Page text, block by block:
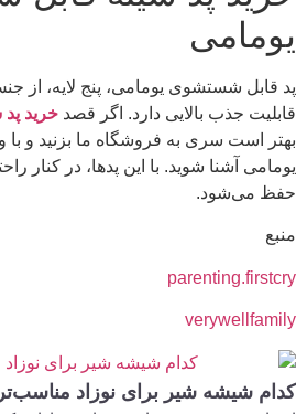
یومامی
پد قابل شستشوی یومامی، پنج لایه، از
قابلیت جذب بالایی دارد. اگر قصد خرید
بهتر است سری به فروشگاه ما بزنید و
یومامی آشنا شوید. با این پدها، در کنار
حفظ می‌شود.
منبع
parenting.firstcry
verywellfamily
کدام شیشه شیر برای نوزاد